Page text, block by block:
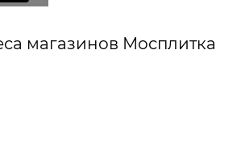
магазинов Мосплитка